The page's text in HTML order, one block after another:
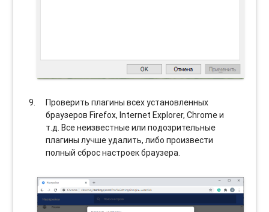
Проверить плагины всех установленных
браузеров Firefox, Internet Explorer, Chrome и
т.д. Все неизвестные или подозрительные
плагины лучше удалить, либо произвести
полный сброс настроек браузера.